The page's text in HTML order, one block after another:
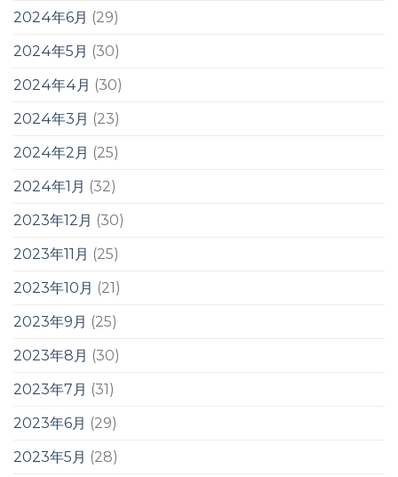
2024年6月 (29)
2024年5月 (30)
2024年4月 (30)
2024年3月 (23)
2024年2月 (25)
2024年1月 (32)
2023年12月 (30)
2023年11月 (25)
2023年10月 (21)
2023年9月 (25)
2023年8月 (30)
2023年7月 (31)
2023年6月 (29)
2023年5月 (28)